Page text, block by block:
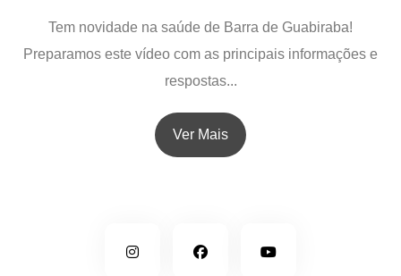
Tem novidade na saúde de Barra de Guabiraba!
Preparamos este vídeo com as principais informações e
respostas...
Ver Mais